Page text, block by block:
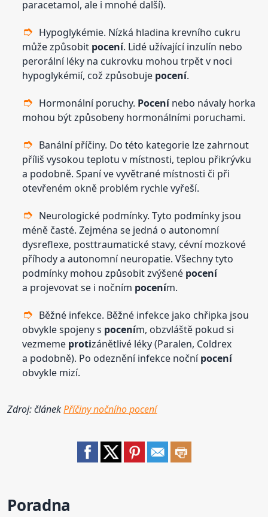
paracetamol, ale i mnohé další).
Hypoglykémie. Nízká hladina krevního cukru
může způsobit pocení. Lidé užívající inzulín nebo
perorální léky na cukrovku mohou trpět v noci
hypoglykémií, což způsobuje pocení.
Hormonální poruchy. Pocenínebo návaly horka
mohou být způsobeny hormonálními poruchami.
Banální příčiny. Do této kategorie lze zahrnout
příliš vysokou teplotu v místnosti, teplou přikrývku
a podobně. Spaní ve vyvětrané místnosti či při
otevřeném okně problém rychle vyřeší.
Neurologické podmínky. Tyto podmínky jsou
méně časté. Zejména se jedná o autonomní
dysreflexe, posttraumatické stavy, cévní mozkové
příhody a autonomní neuropatie. Všechny tyto
podmínky mohou způsobit zvýšené pocení
a projevovat se i nočním pocením.
Běžné infekce. Běžné infekce jako chřipka jsou
obvykle spojeny s pocením, obzvláště pokud si
vezmeme protizánětlivé léky (Paralen, Coldrex
a podobně). Po odeznění infekce nočnípocení
obvykle mizí.
Zdroj: článekPříčiny nočního pocení
Poradna